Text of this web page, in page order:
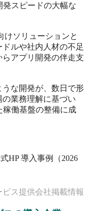
スピードの大幅な
けソリューションと
ルや社内人材の不足
アプリ開発の伴走支
な開発が、数日で形
業務理解に基づい
働基盤の整備に成
HP 導入事例（2026
ス提供会社掲載情報